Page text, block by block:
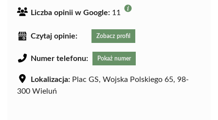
Liczba opinii w Google: 11
Czytaj opinie: Zobacz profil
Numer telefonu: Pokaż numer
Lokalizacja: Plac GS, Wojska Polskiego 65, 98-
300 Wieluń